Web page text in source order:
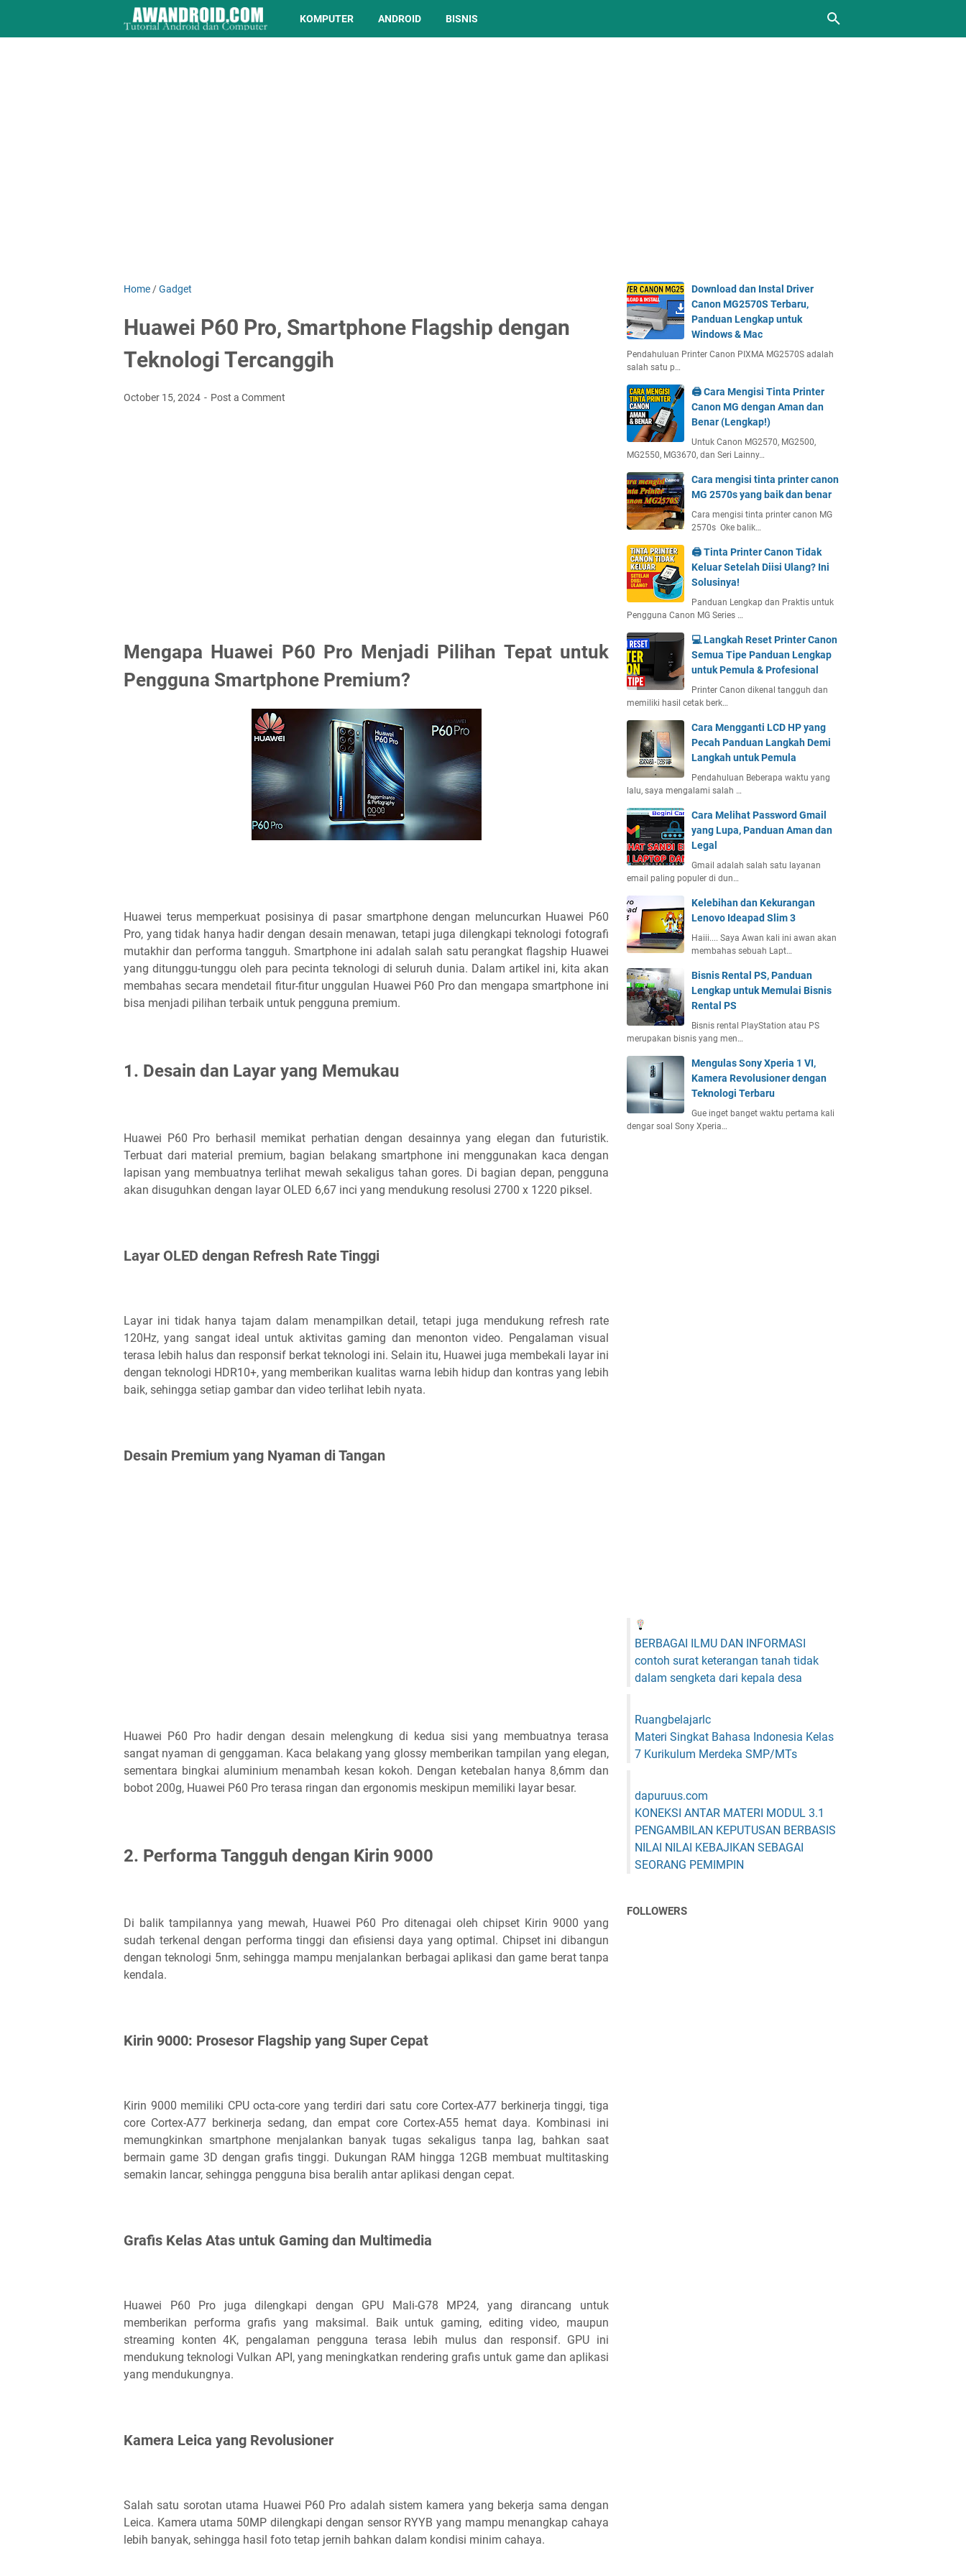
KOMPUTER ANDROID BISNIS
Home /Gadget
Huawei P60 Pro, Smartphone Flagship dengan
Teknologi Tercanggih
October 15, 2024 Post a Comment
Mengapa Huawei P60 Pro Menjadi Pilihan Tepat untuk
Pengguna Smartphone Premium?
Huawei terus memperkuat posisinya di pasar smartphone dengan meluncurkan Huawei P60
Pro, yang tidak hanya hadir dengan desain menawan, tetapi juga dilengkapi teknologi fotografi
mutakhir dan performa tangguh. Smartphone ini adalah salah satu perangkat flagship Huawei
yang ditunggu-tunggu oleh para pecinta teknologi di seluruh dunia. Dalam artikel ini, kita akan
membahas secara mendetail fitur-fitur unggulan Huawei P60 Pro dan mengapa smartphone ini
bisa menjadi pilihan terbaik untuk pengguna premium.
1. Desain dan Layar yang Memukau
Huawei P60 Pro berhasil memikat perhatian dengan desainnya yang elegan dan futuristik.
Terbuat dari material premium, bagian belakang smartphone ini menggunakan kaca dengan
lapisan yang membuatnya terlihat mewah sekaligus tahan gores. Di bagian depan, pengguna
akan disuguhkan dengan layar OLED 6,67 inci yang mendukung resolusi 2700 x 1220 piksel.
Layar OLED dengan Refresh Rate Tinggi
Layar ini tidak hanya tajam dalam menampilkan detail, tetapi juga mendukung refresh rate
120Hz, yang sangat ideal untuk aktivitas gaming dan menonton video. Pengalaman visual
terasa lebih halus dan responsif berkat teknologi ini. Selain itu, Huawei juga membekali layar ini
dengan teknologi HDR10+, yang memberikan kualitas warna lebih hidup dan kontras yang lebih
baik, sehingga setiap gambar dan video terlihat lebih nyata.
Desain Premium yang Nyaman di Tangan
Huawei P60 Pro hadir dengan desain melengkung di kedua sisi yang membuatnya terasa
sangat nyaman di genggaman. Kaca belakang yang glossy memberikan tampilan yang elegan,
sementara bingkai aluminium menambah kesan kokoh. Dengan ketebalan hanya 8,6mm dan
bobot 200g, Huawei P60 Pro terasa ringan dan ergonomis meskipun memiliki layar besar.
2. Performa Tangguh dengan Kirin 9000
Di balik tampilannya yang mewah, Huawei P60 Pro ditenagai oleh chipset Kirin 9000 yang
sudah terkenal dengan performa tinggi dan efisiensi daya yang optimal. Chipset ini dibangun
dengan teknologi 5nm, sehingga mampu menjalankan berbagai aplikasi dan game berat tanpa
kendala.
Kirin 9000: Prosesor Flagship yang Super Cepat
Kirin 9000 memiliki CPU octa-core yang terdiri dari satu core Cortex-A77 berkinerja tinggi, tiga
core Cortex-A77 berkinerja sedang, dan empat core Cortex-A55 hemat daya. Kombinasi ini
memungkinkan smartphone menjalankan banyak tugas sekaligus tanpa lag, bahkan saat
bermain game 3D dengan grafis tinggi. Dukungan RAM hingga 12GB membuat multitasking
semakin lancar, sehingga pengguna bisa beralih antar aplikasi dengan cepat.
Grafis Kelas Atas untuk Gaming dan Multimedia
Huawei P60 Pro juga dilengkapi dengan GPU Mali-G78 MP24, yang dirancang untuk
memberikan performa grafis yang maksimal. Baik untuk gaming, editing video, maupun
streaming konten 4K, pengalaman pengguna terasa lebih mulus dan responsif. GPU ini
mendukung teknologi Vulkan API, yang meningkatkan rendering grafis untuk game dan aplikasi
yang mendukungnya.
Kamera Leica yang Revolusioner
Salah satu sorotan utama Huawei P60 Pro adalah sistem kamera yang bekerja sama dengan
Leica. Kamera utama 50MP dilengkapi dengan sensor RYYB yang mampu menangkap cahaya
lebih banyak, sehingga hasil foto tetap jernih bahkan dalam kondisi minim cahaya.
Download dan Instal Driver
Canon MG2570S Terbaru,
Panduan Lengkap untuk
Windows & Mac
Pendahuluan Printer Canon PIXMA MG2570S adalah
salah satu p…
🖨️ Cara Mengisi Tinta Printer
Canon MG dengan Aman dan
Benar (Lengkap!)
Untuk Canon MG2570, MG2500,
MG2550, MG3670, dan Seri Lainny…
Cara mengisi tinta printer canon
MG 2570s yang baik dan benar
Cara mengisi tinta printer canon MG
2570s Oke balik…
🖨️ Tinta Printer Canon Tidak
Keluar Setelah Diisi Ulang? Ini
Solusinya!
Panduan Lengkap dan Praktis untuk
Pengguna Canon MG Series …
💻 Langkah Reset Printer Canon
Semua Tipe Panduan Lengkap
untuk Pemula & Profesional
Printer Canon dikenal tangguh dan
memiliki hasil cetak berk…
Cara Mengganti LCD HP yang
Pecah Panduan Langkah Demi
Langkah untuk Pemula
Pendahuluan Beberapa waktu yang
lalu, saya mengalami salah …
Cara Melihat Password Gmail
yang Lupa, Panduan Aman dan
Legal
Gmail adalah salah satu layanan
email paling populer di dun…
Kelebihan dan Kekurangan
Lenovo Ideapad Slim 3
Haiii.... Saya Awan kali ini awan akan
membahas sebuah Lapt…
Bisnis Rental PS, Panduan
Lengkap untuk Memulai Bisnis
Rental PS
Bisnis rental PlayStation atau PS
merupakan bisnis yang men…
Mengulas Sony Xperia 1 VI,
Kamera Revolusioner dengan
Teknologi Terbaru
Gue inget banget waktu pertama kali
dengar soal Sony Xperia…
BERBAGAI ILMU DAN INFORMASI
contoh surat keterangan tanah tidak
dalam sengketa dari kepala desa
Ruangbelajarlc
Materi Singkat Bahasa Indonesia Kelas
7 Kurikulum Merdeka SMP/MTs
dapuruus.com
KONEKSI ANTAR MATERI MODUL 3.1
PENGAMBILAN KEPUTUSAN BERBASIS
NILAI NILAI KEBAJIKAN SEBAGAI
SEORANG PEMIMPIN
FOLLOWERS